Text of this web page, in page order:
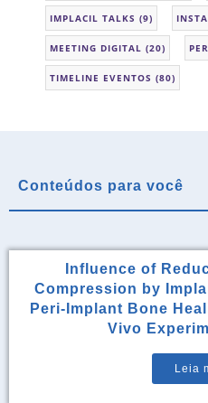
IMPLACIL TALKS (9)
MEETING DIGITAL (20)
TIMELINE EVENTOS (80)
Conteúdos para você
Influence of
Compression by
Peri-Implant Bone
Vivo
Leia